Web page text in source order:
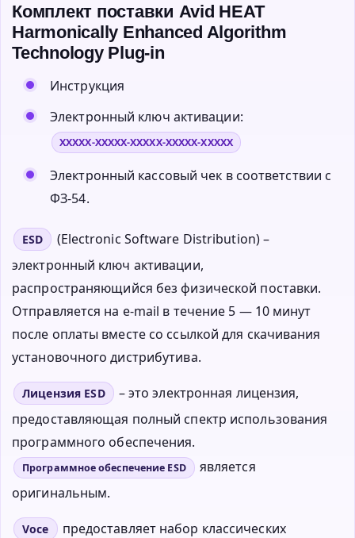
Комплект поставки Avid HEAT
Harmonically Enhanced Algorithm
Technology Plug-in
Инструкция
Электронный ключ активации:
XXXXX-XXXXX-XXXXX-XXXXX-XXXXX
Электронный кассовый чек в соответствии с
ФЗ-54.
ESD
(Electronic Software Distribution) –
электронный ключ активации,
распространяющийся без физической поставки.
Отправляется на e-mail в течение 5 — 10 минут
после оплаты вместе со ссылкой для скачивания
установочного дистрибутива.
Лицензия ESD
– это электронная лицензия,
предоставляющая полный спектр использования
программного обеспечения.
Программное обеспечение ESD
является
оригинальным.
Voce
предоставляет набор классических